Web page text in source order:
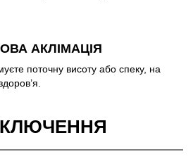
АКЛІМАЦІЯ
поточну висоту або спеку, на